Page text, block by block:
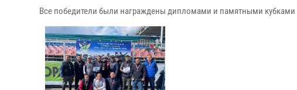
Все победители были награждены дипломами и памятными кубками